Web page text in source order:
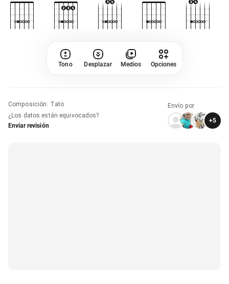
Tono Desplazar Medios Opciones
Composición: Tato
¿Los datos están equivocados?
Enviar revisión
Envío por
+5